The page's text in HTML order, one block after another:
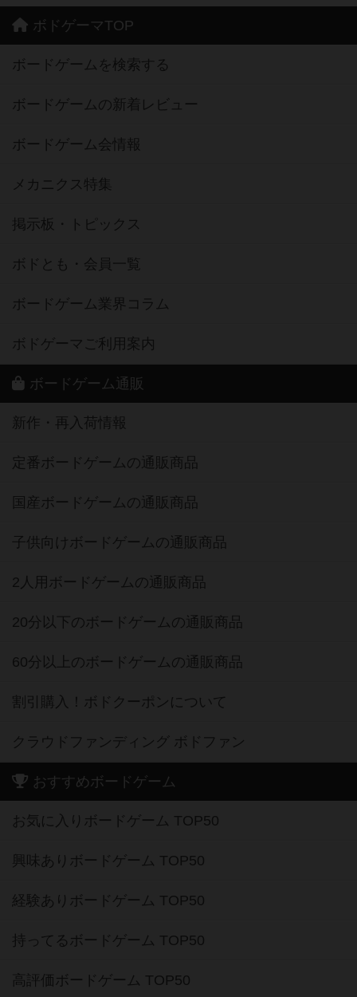
ボドゲーマTOP
ボードゲームを検索する
ボードゲームの新着レビュー
ボードゲーム会情報
メカニクス特集
掲示板・トピックス
ボドとも・会員一覧
ボードゲーム業界コラム
ボドゲーマご利用案内
ボードゲーム通販
新作・再入荷情報
定番ボードゲームの通販商品
国産ボードゲームの通販商品
子供向けボードゲームの通販商品
2人用ボードゲームの通販商品
20分以下のボードゲームの通販商品
60分以上のボードゲームの通販商品
割引購入！ボドクーポンについて
クラウドファンディング ボドファン
おすすめボードゲーム
お気に入りボードゲーム TOP50
興味ありボードゲーム TOP50
経験ありボードゲーム TOP50
持ってるボードゲーム TOP50
高評価ボードゲーム TOP50